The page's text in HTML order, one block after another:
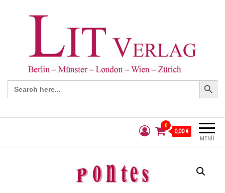
Search
for:
Search Button
MENÜ
0
0,00 €